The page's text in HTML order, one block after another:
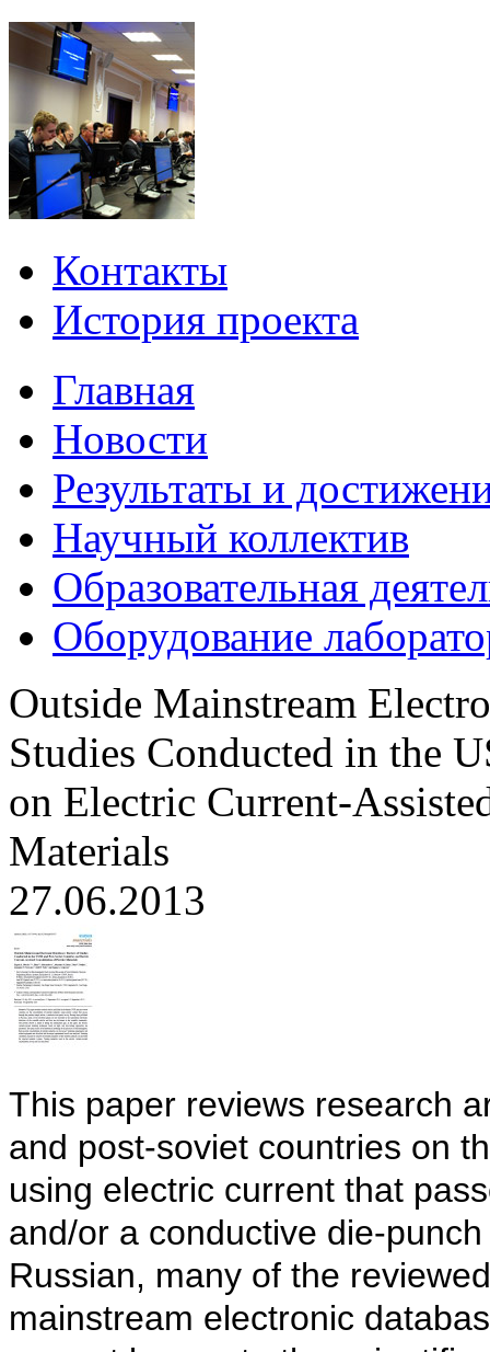
Контакты
История проекта
Главная
Новости
Результаты и
Научный коллектив
Образовательная
Оборудование
Outside Mainstream
Studies Conducted in the
on Electric Current-
Materials
27.06.2013
This paper reviews research
and post-soviet countries on
using electric current that
and/or a conductive die-
Russian, many of the
mainstream electronic